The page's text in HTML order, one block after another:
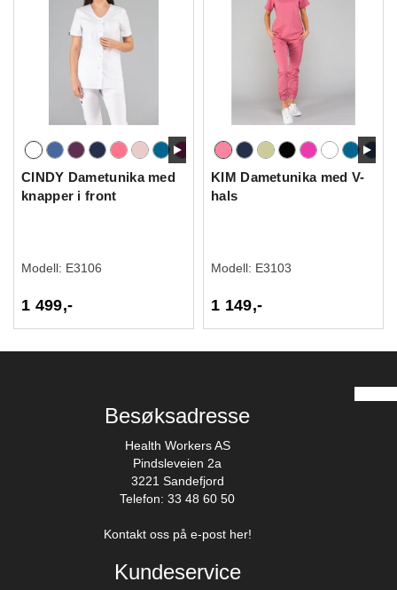
CINDY Dametunika med
knapper i front
Modell: E3106
1 499,-
KIM Dametunika med V-
hals
Modell: E3103
1 149,-
Besøksadresse
Health Workers AS
Pindsleveien 2a
3221 Sandefjord
Telefon: 33 48 60 50
Kontakt oss på e-post her!
Kundeservice